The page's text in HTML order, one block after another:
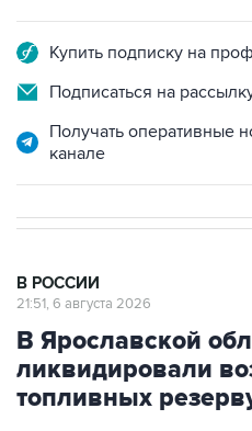
Купить подписку на
Подписаться на
Получать оперативные
канале
В РОССИИ
21:51, 6 августа 2026
В Ярославской
ликвидировали
топливных